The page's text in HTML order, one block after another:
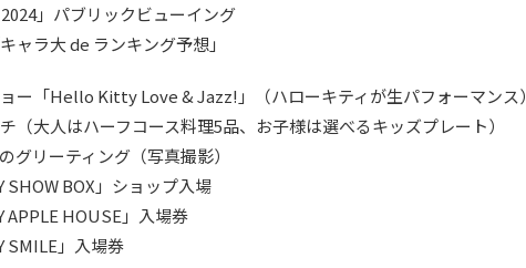
」パブリックビューイング
ャラ大 de ランキング予想」
ー「Hello Kitty Love & Jazz!」（ハローキティが生パフォーマンス）
（大人はハーフコース料理5品、お子様は選べるキッズプレート）
グリーティング（写真撮影）
SHOW BOX」ショップ入場
APPLE HOUSE」入場券
SMILE」入場券